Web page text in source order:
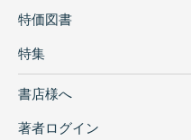
特価図書
特集
書店様へ
著者ログイン